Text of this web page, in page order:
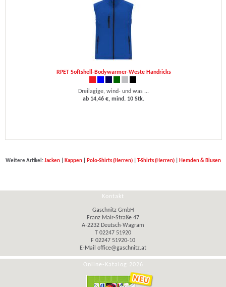
RPET Softshell-Bodywarmer-Weste Handricks
Dreilagige, wind- und was ...
ab 14,46 €, mind. 10 Stk.
Weitere Artikel:Jacken| Kappen| Polo-Shirts (Herren)| T-Shirts (Herren)| Hemden & Blusen
Kontakt
Gaschnitz GmbH
Franz Mair-Straße 47
A-2232 Deutsch-Wagram
T 02247 51920
F 02247 51920-10
E-Mail office@gaschnitz.at
Online-Katalog 2026